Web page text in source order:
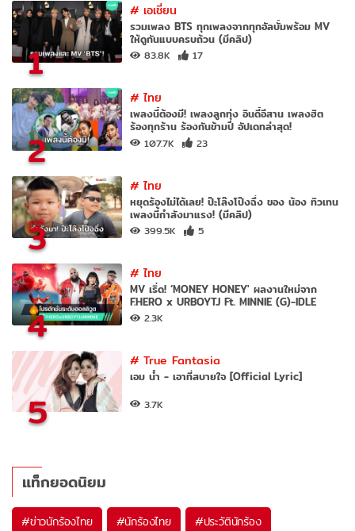
1
#เอเชี่ยน
รวมเพลง BTS ทุกเพลงจากทุกอัลบั้มพร้อม MV
ให้ดูกันแบบครบถ้วน (มีคลิป)
83.8K 17
2
#ไทย
เพลงนี้ต้องมี! เพลงลูกทุ่ง อินดี้อีสาน เพลงฮิต
ร้องทุกร้าน ร้องกันข้ามปี อัปเดทล่าสุด!
107.7K 23
3
#ไทย
หยุดร้องไม่ได้เลย! ป๊ะโล๊งโป๊งฉึ่ง ของ น้อง ทิวเทน
เพลงนี้กำลังมาแรง! (มีคลิป)
399.5K 5
4
#ไทย
MV เริ่ด! ‘MONEY HONEY' ผลงานใหม่จาก
F.HERO x URBOYTJ Ft. MINNIE (G)-IDLE
2.3K
5
#True Fantasia
เอม น้ำ - เอาที่สบายใจ [Official Lyric]
3.7K
แท็กยอดนิยม
#ข่าวนักร้องไทย #นักร้องไทย #ประวัตินักร้อง